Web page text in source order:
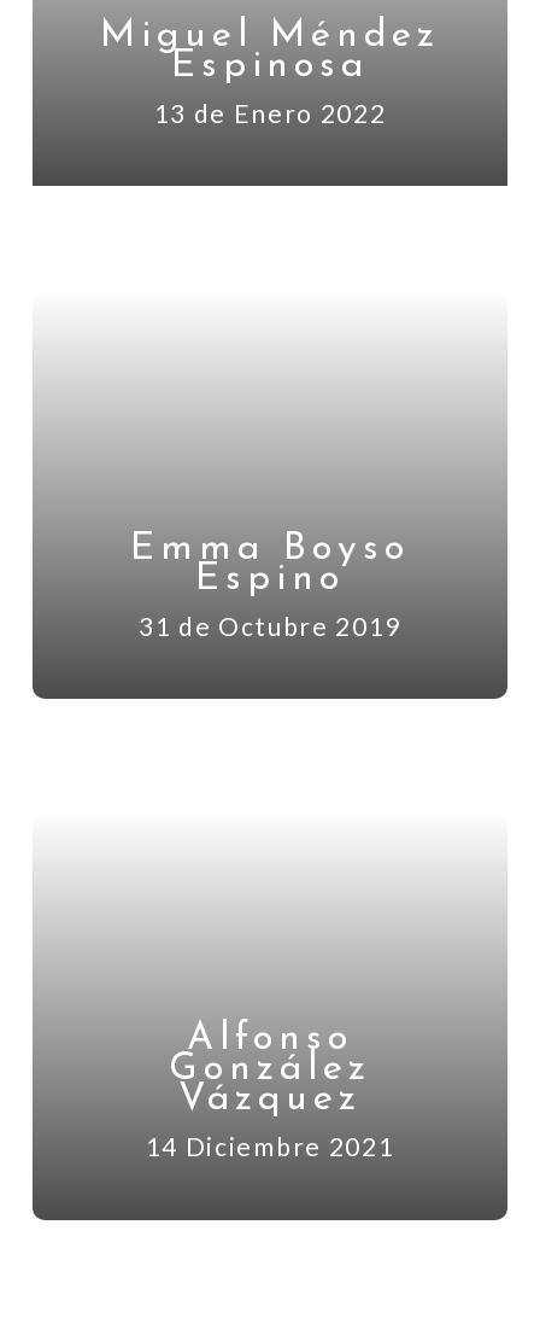
Miguel Méndez
Espinosa
13 de Enero 2022
Emma Boyso
Espino
31 de Octubre 2019
Alfonso
González
Vázquez
14 Diciembre 2021